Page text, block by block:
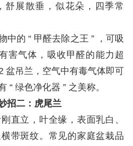
舒展散垂，似花朵，四季常
中的 “ 甲醛去除之王 ”
，可吸
害气体，吸收甲醛的能力超
盆吊兰，空气中有毒气体即可
“ 绿色净化器 ” 之美称。
招二：虎尾兰
直立，叶全缘，表面乳白、
带斑纹。常见的家庭盆栽品